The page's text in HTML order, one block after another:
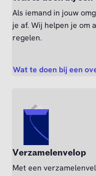
Als iemand in jouw
je af. Wij helpen je
regelen.
Wat te doen bij een
Verzamelenvelop
Met een